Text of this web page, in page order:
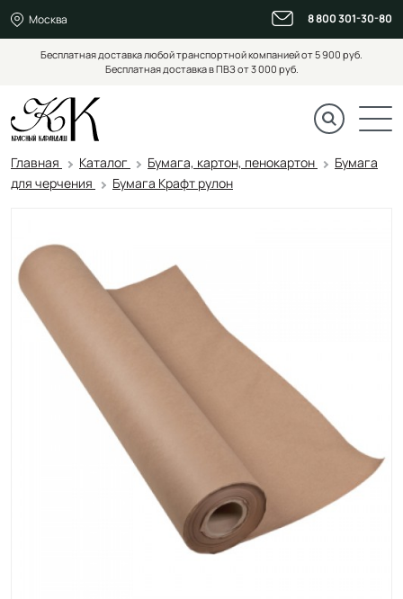
Москва 8 800 301-30-80
Бесплатная доставка любой транспортной компанией от 5 900 руб.
Бесплатная доставка в ПВЗ от 3 000 руб.
Главная Каталог Бумага, картон, пенокартон
Бумага
для черчения
Бумага Крафт рулон